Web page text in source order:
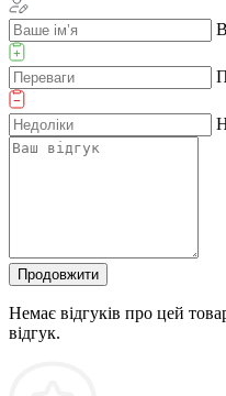
Продовжити
Немає відгуків про цей
відгук.